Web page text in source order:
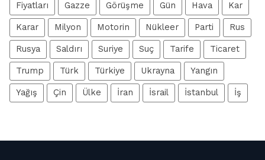
Fiyatları Gazze Görüşme Gün Hava Kar
Karar Milyon Motorin Nükleer Parti Rus
Rusya Saldırı Suriye Suç Tarife Ticaret
Trump Türk Türkiye Ukrayna Yangın
Yağış Çin Ülke İran İsrail İstanbul İş